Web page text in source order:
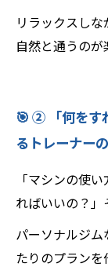
リラックスしな
自然と通うのが
🎯 ② 「何をす
るトレーナー
「マシンの使
ればいいの？」
パーソナルジ
たりのプランを